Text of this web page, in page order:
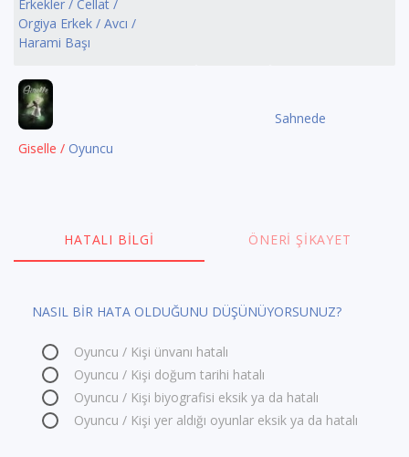
Erkekler / Cellat /
Orgiya Erkek / Avcı /
Harami Başı
Giselle / Oyuncu
Sahnede
HATALI BILGI ÖNERI ŞIKAYET
NASIL BİR HATA OLDUĞUNU DÜŞÜNÜYORSUNUZ?
Oyuncu / Kişi ünvanı hatalı
Oyuncu / Kişi doğum tarihi hatalı
Oyuncu / Kişi biyografisi eksik ya da hatalı
Oyuncu / Kişi yer aldığı oyunlar eksik ya da hatalı